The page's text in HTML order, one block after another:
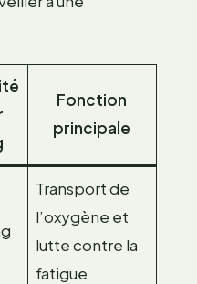
Fonction
principale
Transport de
l’oxygène et
lutte contre la
fatigue